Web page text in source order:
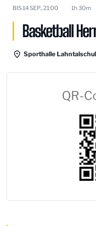
BIS14 SEP., 21:00 1h 30m
Basketball
Sporthalle
QR-